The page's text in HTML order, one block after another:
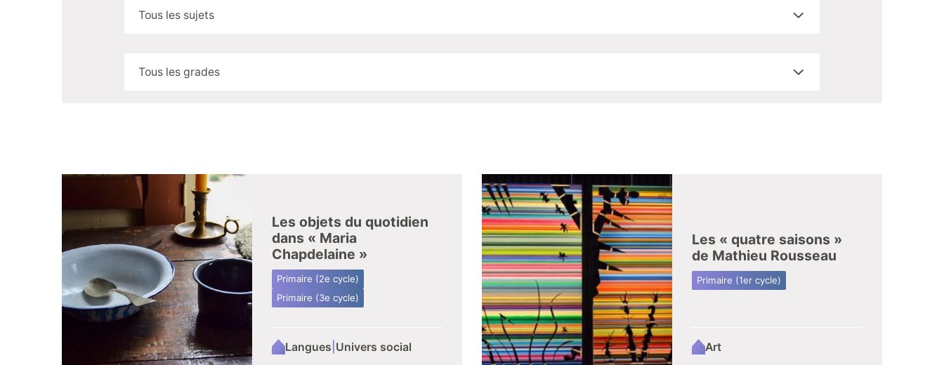
Tous les sujets
Tous les grades
Les objets du quotidien
dans « Maria
Chapdelaine »
Primaire (2e cycle)
Primaire (3e cycle)
Langues Univers social
Les « quatre saisons »
de Mathieu Rousseau
Primaire (1er cycle)
Art